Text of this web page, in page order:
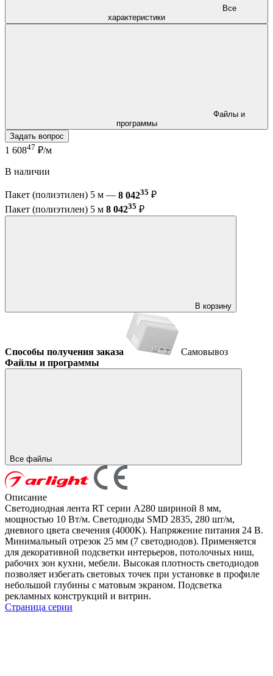
характеристики
программы
Задать вопрос
1 60847 ₽/м
В наличии
Пакет (полиэтилен) 5 м — 8 04235 ₽
Пакет (полиэтилен) 5 м 8 04235 ₽
В корзину
Способы получения заказа
Самовывоз
Файлы и программы
Все файлы
Описание
Светодиодная лента RT серии A280 шириной 8 мм,
мощностью 10 Вт/м. Светодиоды SMD 2835, 280 шт/м,
дневного цвета свечения (4000K). Напряжение питания 24 В.
Минимальный отрезок 25 мм (7 светодиодов). Применяется
для декоративной подсветки интерьеров, потолочных ниш,
рабочих зон кухни, мебели. Высокая плотность светодиодов
позволяет избегать световых точек при установке в профиле
небольшой глубины с матовым экраном. Подсветка
рекламных конструкций и витрин.
Страница серии